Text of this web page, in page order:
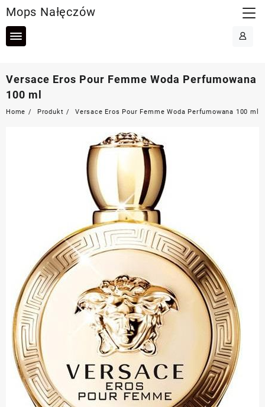
to
content
Mops Nałęczów
Versace Eros Pour Femme Woda Perfumowana
100 ml
Home Produkt Versace Eros Pour Femme Woda Perfumowana 100 ml